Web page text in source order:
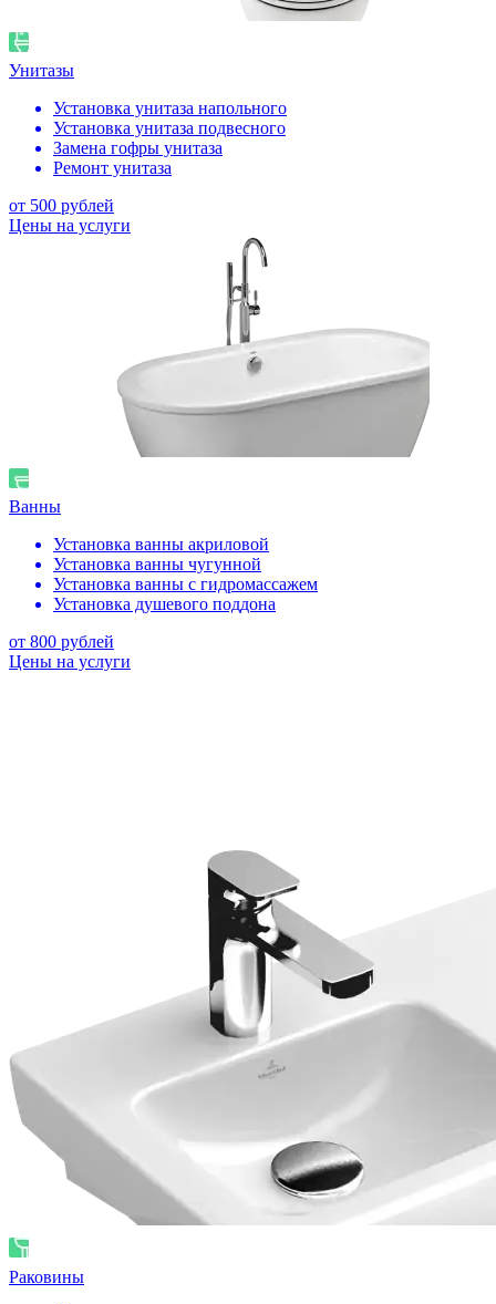
Унитазы
Установка унитаза напольного
Установка унитаза подвесного
Замена гофры унитаза
Ремонт унитаза
от 500 рублей
Цены на услуги
Ванны
Установка ванны акриловой
Установка ванны чугунной
Установка ванны с гидромассажем
Установка душевого поддона
от 800 рублей
Цены на услуги
Раковины